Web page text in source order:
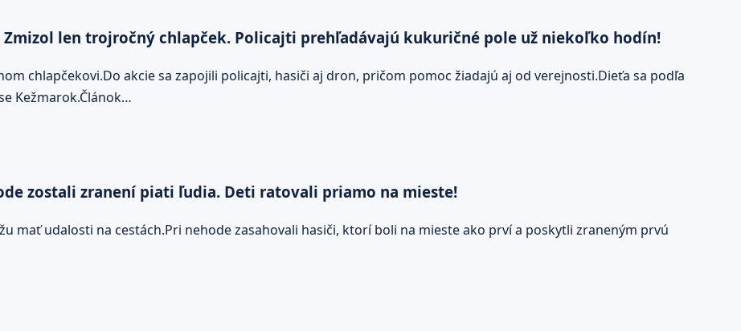
len trojročný chlapček. Policajti prehľadávajú kukuričné pole už niekoľko hodín!
chlapčekovi.Do akcie sa zapojili policajti, hasiči aj dron, pričom pomoc žiadajú aj od verejnosti.Dieťa sa podľa
Kežmarok.Článok…
zostali zranení piati ľudia. Deti ratovali priamo na mieste!
mať udalosti na cestách.Pri nehode zasahovali hasiči, ktorí boli na mieste ako prví a poskytli zraneným prvú